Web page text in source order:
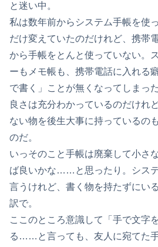
と迷い中。
私は数年前からシステム手帳を使
だけ変えていたのだけれど、携帯
から手帳をとんと使っていない。
ーもメモ帳も、携帯電話に入れる
で書く」ことが無くなってしまっ
良さは充分わかっているのだけれ
ない物を後生大事に持っているの
のだ。
いっそのこと手帳は廃棄して小さ
ば良いかな……と思ったり。シス
言うけれど、書く物を持たずにい
訳で。
ここのところ意識して「手で文字
る……と言っても、友人に宛てた